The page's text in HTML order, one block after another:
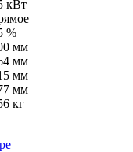
кВт
%
мм
мм
мм
мм
кг